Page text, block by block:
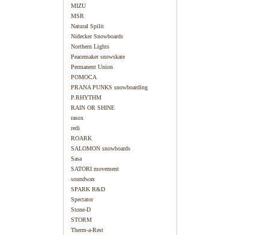
MIZU
MSR
Natural Spilit
Nidecker Snowboards
Northern Lights
Peacemaker snowskate
Permanent Union
POMOCA
PRANA PUNKS snowboarding
P.RHYTHM
RAIN OR SHINE
rasox
redi
ROARK
SALOMON snowboards
Sasa
SATORI movement
soundwax
SPARK R&D
Spectator
Stone-D
STORM
Therm-a-Rest